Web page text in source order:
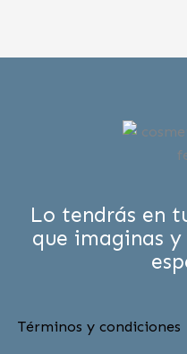
Lo tendrás en
que imaginas
Términos y condiciones